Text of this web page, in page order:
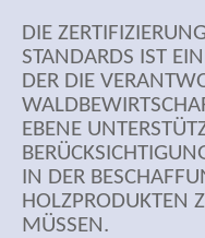
DIE
STANDARDS IST
DER DIE
EBENE
IN DER
HOLZPRODUKTEN
MÜSSEN.